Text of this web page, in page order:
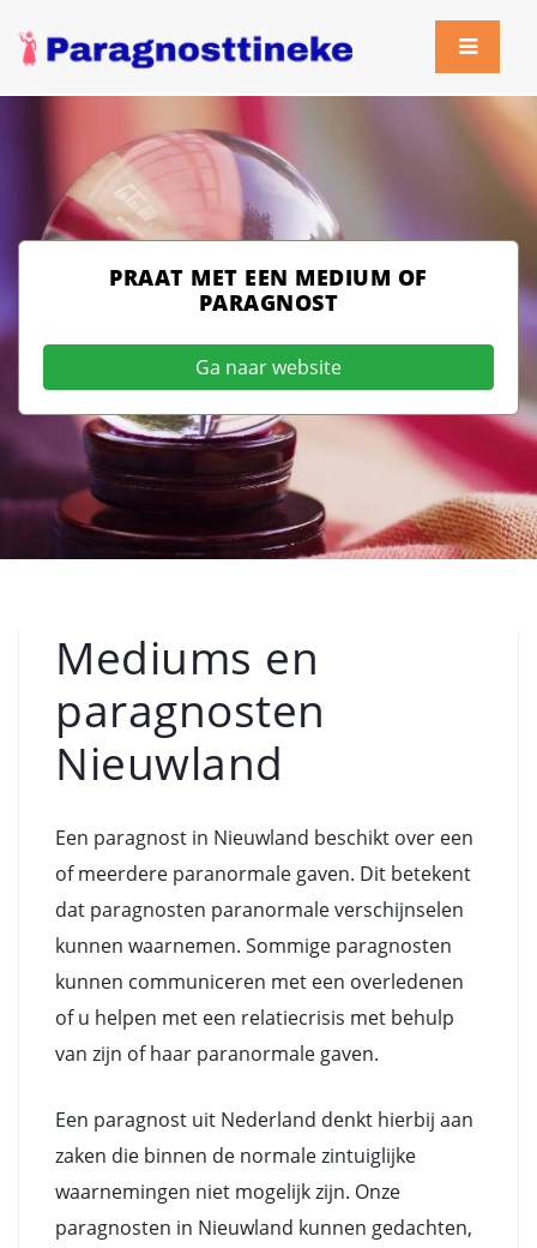
PRAAT MET EEN MEDIUM OF
PARAGNOST
Ga naar website
Mediums en
paragnosten
Nieuwland
Een paragnost in Nieuwland beschikt over een
of meerdere paranormale gaven. Dit betekent
dat paragnosten paranormale verschijnselen
kunnen waarnemen. Sommige paragnosten
kunnen communiceren met een overledenen
of u helpen met een relatiecrisis met behulp
van zijn of haar paranormale gaven.
Een paragnost uit Nederland denkt hierbij aan
zaken die binnen de normale zintuiglijke
waarnemingen niet mogelijk zijn. Onze
paragnosten in Nieuwland kunnen gedachten,